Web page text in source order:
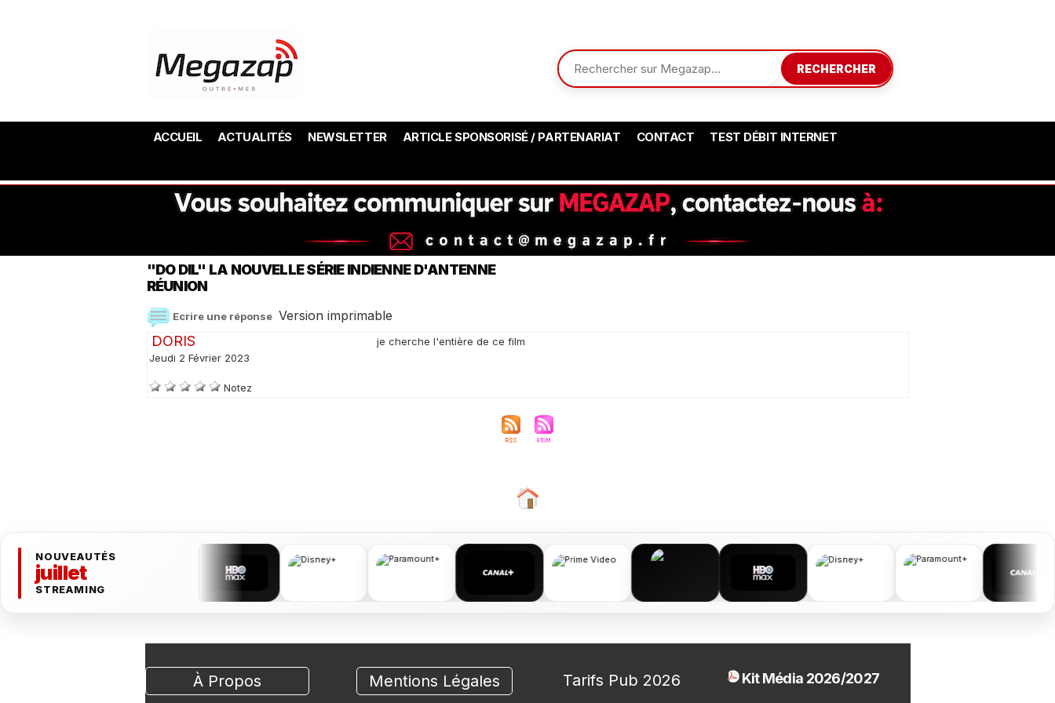
RECHERCHER
ACCUEIL ACTUALITÉS NEWSLETTER ARTICLE SPONSORISÉ / PARTENARIAT CONTACT TEST DÉBIT INTERNET
"DO DIL" LA NOUVELLE SÉRIE INDIENNE D'ANTENNE
RÉUNION
Ecrire une réponse Version imprimable
DORIS
Jeudi 2 Février 2023
Notez
je cherche l'entière de ce film
NOUVEAUTÉS
juillet
STREAMING
À Propos Mentions Légales Tarifs Pub 2026 Kit Média 2026/2027